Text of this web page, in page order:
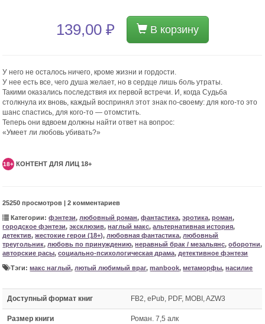
139,00 ₽ В корзину
У него не осталось ничего, кроме жизни и гордости.
У нее есть все, чего душа желает, но в сердце лишь боль утраты.
Такими оказались последствия их первой встречи. И, когда Судьба
столкнула их вновь, каждый воспринял этот знак по-своему: для кого-то это
шанс спастись, для кого-то — отомстить.
Теперь они вдвоем должны найти ответ на вопрос:
«Умеет ли любовь убивать?»
18+ КОНТЕНТ ДЛЯ ЛИЦ 18+
25250 просмотров | 2 комментариев
Категории:фэнтези, любовный роман,фантастика,эротика,роман,
городское фэнтези,эксклюзив,наглый макс,альтернативная история,
детектив,жестокие герои (18+), любовная фантастика, любовный
треугольник, любовь по принуждению,неравный брак / мезальянс,оборотни,
авторские расы,социально-психологическая драма, детективное фэнтези
Тэги:макс наглый, лютый любимый враг,manbook,метаморфы,насилие
Доступный формат книг FB2, ePub, PDF, MOBI, AZW3
Размер книги Роман. 7,5 алк